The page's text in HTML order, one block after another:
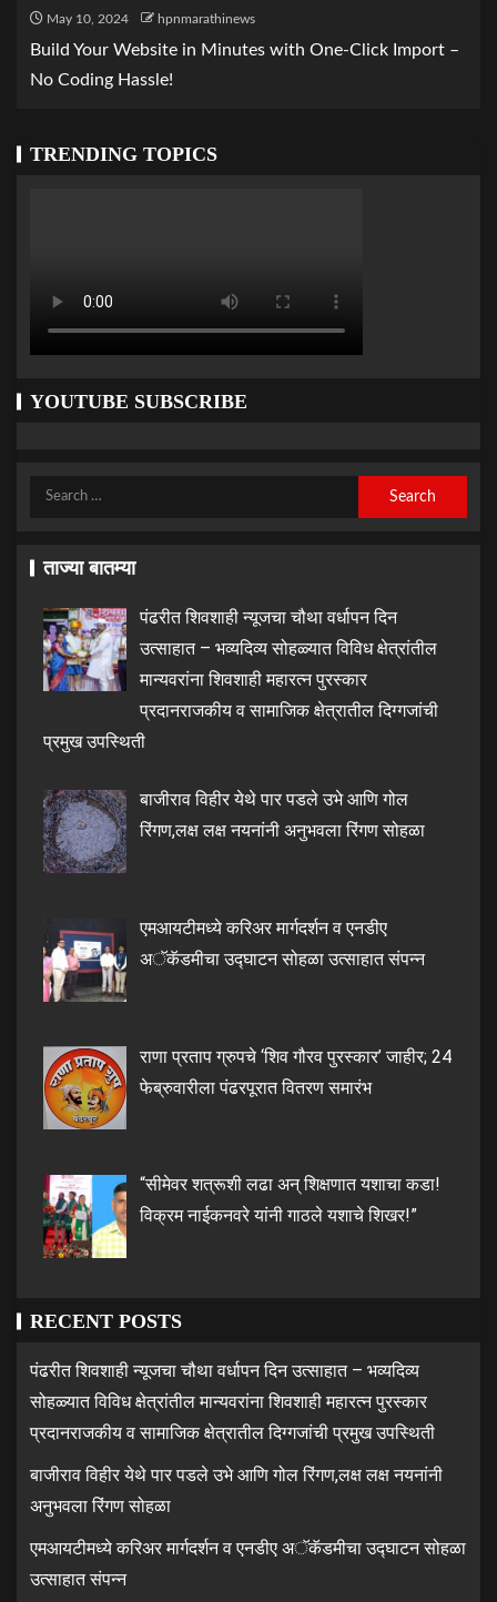
May 10, 2024 hpnmarathinews
Build Your Website in Minutes with One-Click Import –
No Coding Hassle!
TRENDING TOPICS
YOUTUBE SUBSCRIBE
ताज्या बातम्या
पंढरीत शिवशाही न्यूजचा चौथा वर्धापन दिन
उत्साहात – भव्यदिव्य सोहळ्यात विविध क्षेत्रांतील
मान्यवरांना शिवशाही महारत्न पुरस्कार
प्रदानराजकीय व सामाजिक क्षेत्रातील दिग्गजांची
प्रमुख उपस्थिती
बाजीराव विहीर येथे पार पडले उभे आणि गोल
रिंगण,लक्ष लक्ष नयनांनी अनुभवला रिंगण सोहळा
एमआयटीमध्ये करिअर मार्गदर्शन व एनडीए
अॅकॅडमीचा उद्घाटन सोहळा उत्साहात संपन्न
राणा प्रताप ग्रुपचे ‘शिव गौरव पुरस्कार’ जाहीर; 24
फेब्रुवारीला पंढरपूरात वितरण समारंभ
“सीमेवर शत्रूशी लढा अन् शिक्षणात यशाचा कडा!
विक्रम नाईकनवरे यांनी गाठले यशाचे शिखर!”
RECENT POSTS
पंढरीत शिवशाही न्यूजचा चौथा वर्धापन दिन उत्साहात – भव्यदिव्य
सोहळ्यात विविध क्षेत्रांतील मान्यवरांना शिवशाही महारत्न पुरस्कार
प्रदानराजकीय व सामाजिक क्षेत्रातील दिग्गजांची प्रमुख उपस्थिती
बाजीराव विहीर येथे पार पडले उभे आणि गोल रिंगण,लक्ष लक्ष नयनांनी
अनुभवला रिंगण सोहळा
एमआयटीमध्ये करिअर मार्गदर्शन व एनडीए अॅकॅडमीचा उद्घाटन सोहळा
उत्साहात संपन्न